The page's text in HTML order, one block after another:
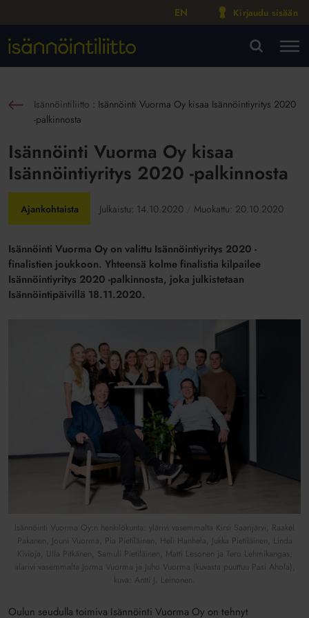
EN Kirjaudu sisään
Isännöintiliitto : Isännöinti Vuorma Oy kisaa Isännöintiyritys 2020
-palkinnosta
Isännöinti Vuorma Oy kisaa
Isännöintiyritys 2020 -palkinnosta
Ajankohtaista Julkaistu: 14.10.2020 Muokattu: 20.10.2020
Isännöinti Vuorma Oy on valittu Isännöintiyritys 2020 -
finalistien joukkoon. Yhteensä kolme finalistia kilpailee
Isännöintiyritys 2020 -palkinnosta, joka julkistetaan
Isännöintipäivillä 18.11.2020.
Isännöinti Vuorma Oy:n henkilökunta: ylärivi vasemmalta Kirsi Saarijärvi, Raakel
Pakanen, Jouni Vuorma, Pia Pietiläinen, Heli Hanhela, Jukka Pietiläinen, Linda
Kivioja, Ulla Pitkänen, Samuli Pietiläinen, Matti Lesonen ja Tero Lehmikangas;
alarivi vasemmalta Jorma Vuorma ja Juho Vuorma (kuvasta puuttuu Pasi Ahola),
kuva: Antti J. Leinonen.
Oulun seudulla toimiva Isännöinti Vuorma Oy on tehnyt